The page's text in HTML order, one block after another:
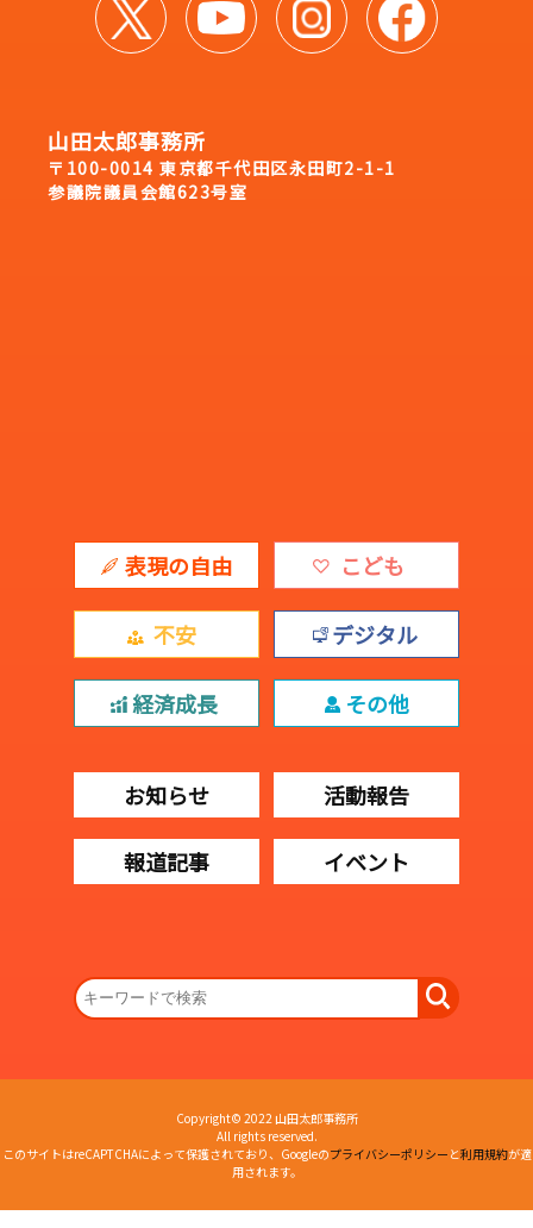
山田太郎事務所
〒100-0014 東京都千代田区永田町2-1-1
参議院議員会館623号室
表現の自由 こども
不安 デジタル
経済成長 その他
お知らせ 活動報告
報道記事 イベント
Copyright© 2022 山田太郎事務所
All rights reserved.
このサイトはreCAPTCHAによって保護されており、Googleのプライバシーポリシー と利用規約が適
用されます。